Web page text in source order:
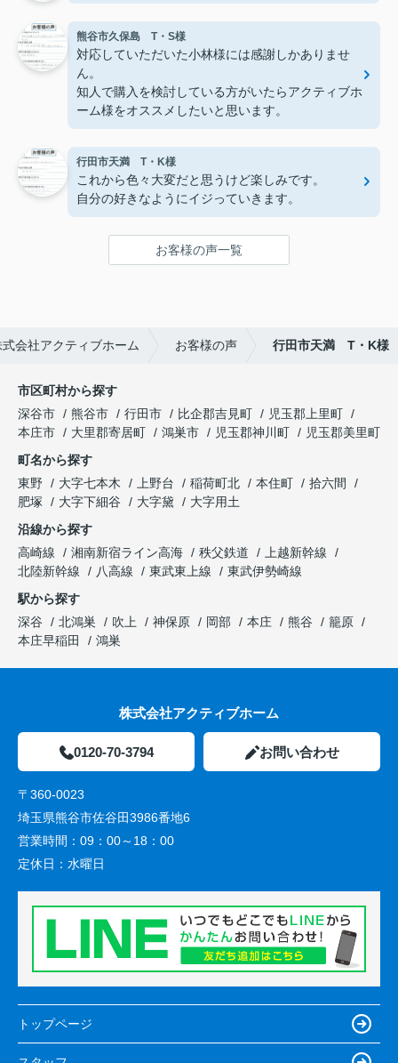
熊谷市久保島 T・S様
対応していただいた小林様には感謝しかありませ
ん。
知人で購入を検討している方がいたらアクティブホ
ーム様をオススメしたいと思います。
行田市天満 T・K様
これから色々大変だと思うけど楽しみです。
自分の好きなようにイジっていきます。
お客様の声一覧
会社アクティブホーム お客様の声 行田市天満 T・K様
市区町村から探す
深谷市
熊谷市 行田市 比企郡吉見町
児玉郡上里町
本庄市
大里郡寄居町 鴻巣市 児玉郡神川町
児玉郡美里町
町名から探す
東野
大字七本木 上野台 稲荷町北 本住町
拾六間
肥塚
大字下細谷 大字黛
大字用土
沿線から探す
高崎線
湘南新宿ライン高海 秩父鉄道
上越新幹線
北陸新幹線
八高線 東武東上線
東武伊勢崎線
駅から探す
深谷
北鴻巣 吹上 神保原 岡部 本庄 熊谷
籠原
本庄早稲田
鴻巣
株式会社アクティブホーム
0120-70-3794 お問い合わせ
〒360-0023
埼玉県熊谷市佐谷田3986番地6
営業時間： 09：00～18：00
定休日： 水曜日
トップページ